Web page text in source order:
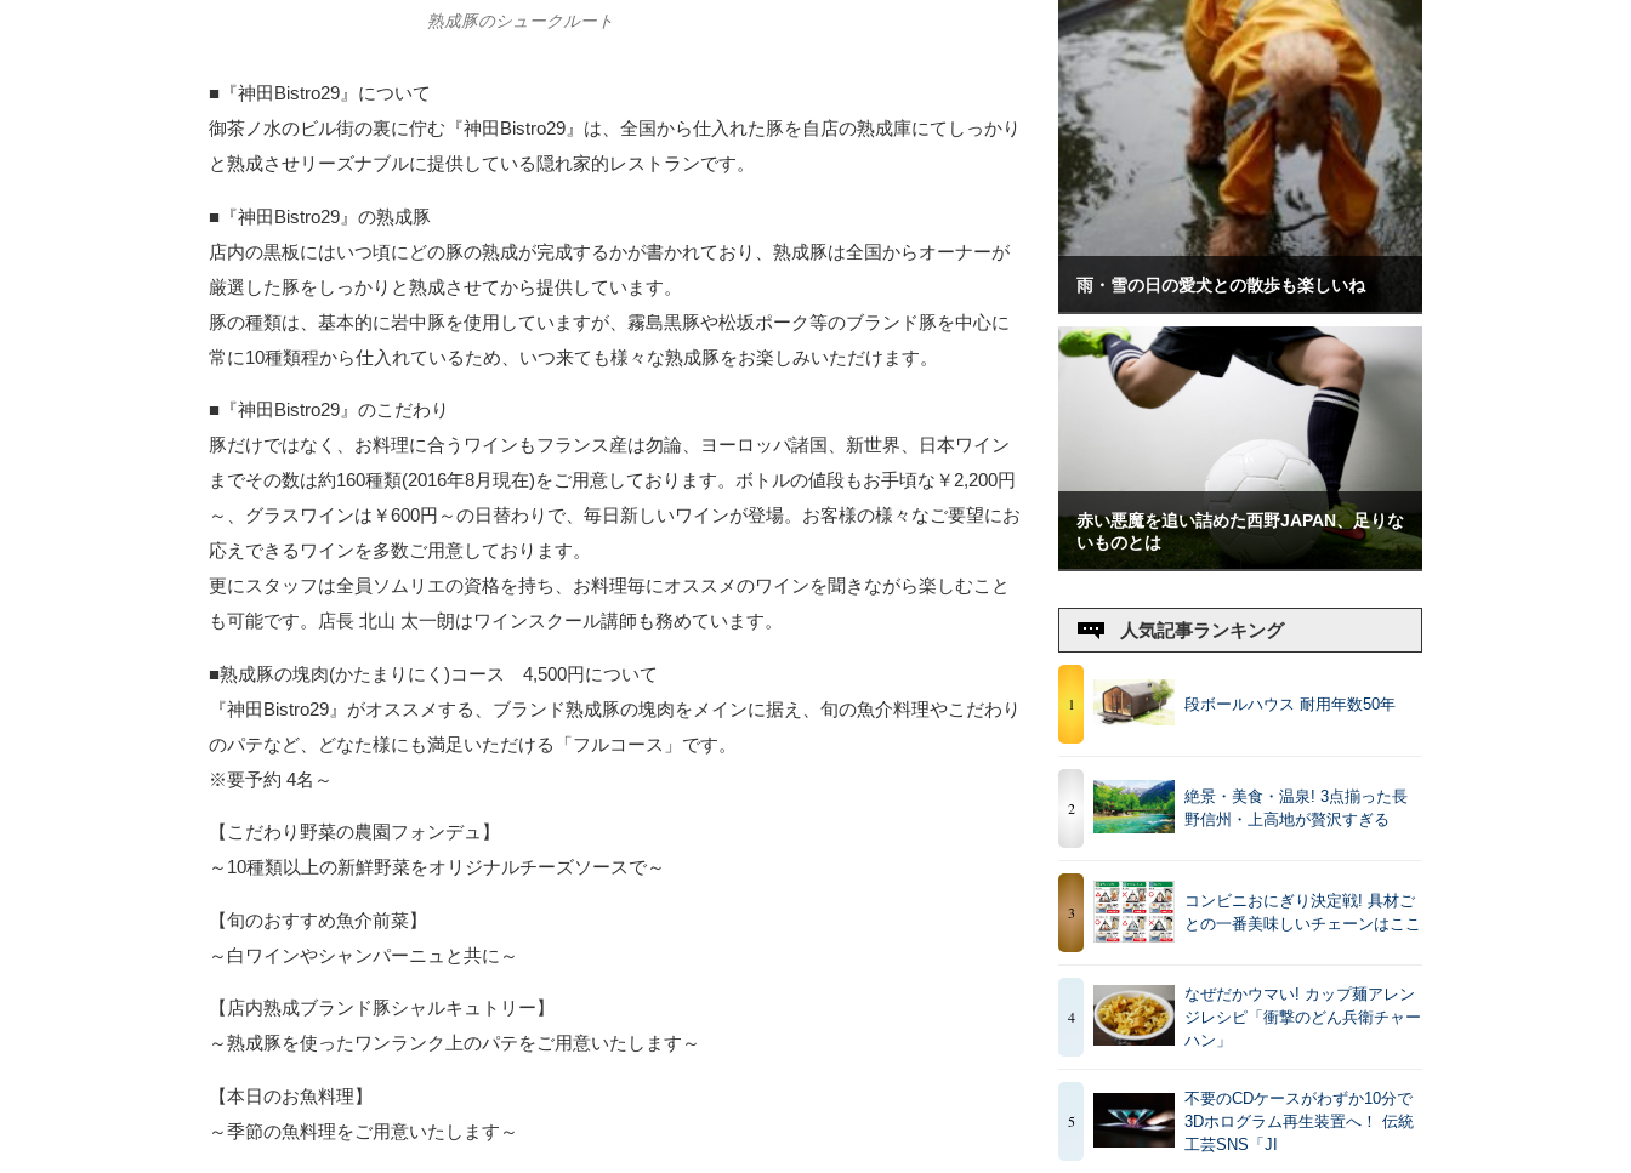
熟成豚のシュークルート
■『神田Bistro29』について
御茶ノ水のビル街の裏に佇む『神田Bistro29』は、全国から仕入れた豚を自店の熟成庫にてしっかり
と熟成させリーズナブルに提供している隠れ家的レストランです。
■『神田Bistro29』の熟成豚
店内の黒板にはいつ頃にどの豚の熟成が完成するかが書かれており、熟成豚は全国からオーナーが
厳選した豚をしっかりと熟成させてから提供しています。
豚の種類は、基本的に岩中豚を使用していますが、霧島黒豚や松坂ポーク等のブランド豚を中心に
常に10種類程から仕入れているため、いつ来ても様々な熟成豚をお楽しみいただけます。
■『神田Bistro29』のこだわり
豚だけではなく、お料理に合うワインもフランス産は勿論、ヨーロッパ諸国、新世界、日本ワイン
までその数は約160種類(2016年8月現在)をご用意しております。ボトルの値段もお手頃な￥2,200円
～、グラスワインは￥600円～の日替わりで、毎日新しいワインが登場。お客様の様々なご要望にお
応えできるワインを多数ご用意しております。
更にスタッフは全員ソムリエの資格を持ち、お料理毎にオススメのワインを聞きながら楽しむこと
も可能です。店長 北山 太一朗はワインスクール講師も務めています。
■熟成豚の塊肉(かたまりにく)コース 4,500円について
『神田Bistro29』がオススメする、ブランド熟成豚の塊肉をメインに据え、旬の魚介料理やこだわり
のパテなど、どなた様にも満足いただける「フルコース」です。
※要予約 4名～
【こだわり野菜の農園フォンデュ】
～10種類以上の新鮮野菜をオリジナルチーズソースで～
【旬のおすすめ魚介前菜】
～白ワインやシャンパーニュと共に～
【店内熟成ブランド豚シャルキュトリー】
～熟成豚を使ったワンランク上のパテをご用意いたします～
【本日のお魚料理】
～季節の魚料理をご用意いたします～
雨・雪の日の愛犬との散歩も楽しいね
赤い悪魔を追い詰めた西野JAPAN、足りな
いものとは
人気記事ランキング
1 段ボールハウス 耐用年数50年
2
絶景・美食・温泉! 3点揃った長
野信州・上高地が贅沢すぎる
3
コンビニおにぎり決定戦! 具材ご
との一番美味しいチェーンはここ
4
なぜだかウマい! カップ麺アレン
ジレシピ「衝撃のどん兵衛チャー
ハン」
5
不要のCDケースがわずか10分で
3Dホログラム再生装置へ！ 伝統
工芸SNS「JI